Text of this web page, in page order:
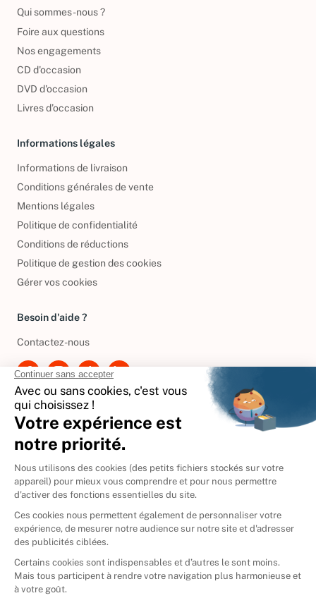
Qui sommes-nous ?
Foire aux questions
Nos engagements
CD d'occasion
DVD d'occasion
Livres d’occasion
Informations légales
Informations de livraison
Conditions générales de vente
Mentions légales
Politique de confidentialité
Conditions de réductions
Politique de gestion des cookies
Gérer vos cookies
Besoin d'aide ?
Contactez-nous
International
🇪🇸 Espagne
🇩🇪Allemagne
🇮🇹 Italie